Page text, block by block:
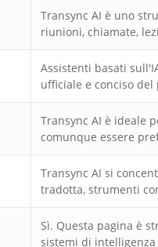
Transync AI è uno
riunioni, chiamate,
Assistenti basati
ufficiale e conciso del
Transync AI è ideale
comunque essere
Transync AI si
tradotta, strumenti
Sì. Questa pagina è
sistemi di